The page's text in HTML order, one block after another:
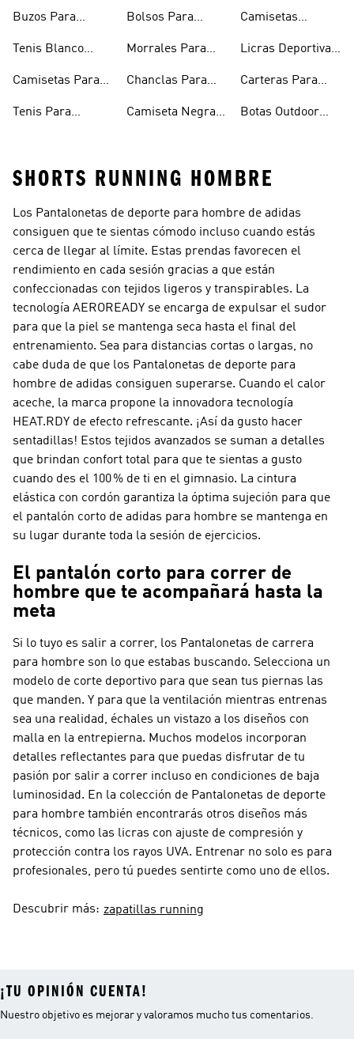
Buzos Para
Tenis Blanco
Camisetas Para
Tenis Para
Bolsos Para
Morrales Para
Chanclas Para
Camiseta Negra
Camisetas
Hombre
Licras Deportivas
Carteras Para
Botas Outdoor
SHORTS RUNNING HOMBRE
Los Pantalonetas de deporte para hombre de adidas
consiguen que te sientas cómodo incluso cuando estás
cerca de llegar al límite. Estas prendas favorecen el
rendimiento en cada sesión gracias a que están
confeccionadas con tejidos ligeros y transpirables. La
tecnología AEROREADY se encarga de expulsar el sudor
para que la piel se mantenga seca hasta el final del
entrenamiento. Sea para distancias cortas o largas, no
cabe duda de que los Pantalonetas de deporte para
hombre de adidas consiguen superarse. Cuando el calor
aceche, la marca propone la innovadora tecnología
HEAT.RDY de efecto refrescante. ¡Así da gusto hacer
sentadillas! Estos tejidos avanzados se suman a detalles
que brindan confort total para que te sientas a gusto
cuando des el 100 % de ti en el gimnasio. La cintura
elástica con cordón garantiza la óptima sujeción para que
el pantalón corto de adidas para hombre se mantenga en
su lugar durante toda la sesión de ejercicios.
El pantalón corto para correr de
hombre que te acompañará hasta la
meta
Si lo tuyo es salir a correr, los Pantalonetas de carrera
para hombre son lo que estabas buscando. Selecciona un
modelo de corte deportivo para que sean tus piernas las
que manden. Y para que la ventilación mientras entrenas
sea una realidad, échales un vistazo a los diseños con
malla en la entrepierna. Muchos modelos incorporan
detalles reflectantes para que puedas disfrutar de tu
pasión por salir a correr incluso en condiciones de baja
luminosidad. En la colección de Pantalonetas de deporte
para hombre también encontrarás otros diseños más
técnicos, como las licras con ajuste de compresión y
protección contra los rayos UVA. Entrenar no solo es para
profesionales, pero tú puedes sentirte como uno de ellos.
Descubrir más: zapatillas running
¡TU OPINIÓN CUENTA!
Nuestro objetivo es mejorar y valoramos mucho tus comentarios.